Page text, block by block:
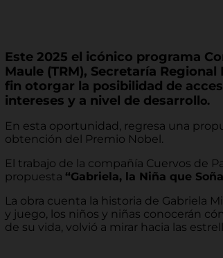
Este 2025 el icónico programa
Maule (TRM), Secretaría
fin otorgar la posibilidad de
intereses y a nivel de desarrollo.
En esta oportunidad, regresa una
obtención del Premio Nobel.
El trabajo de la compañía Cuervos de
propuesta “Gabriela, la Niña que
La obra cuenta la historia de Gabriela
y juego, los niños y niñas conocerán
de su vida, volvió a mirar hacia las